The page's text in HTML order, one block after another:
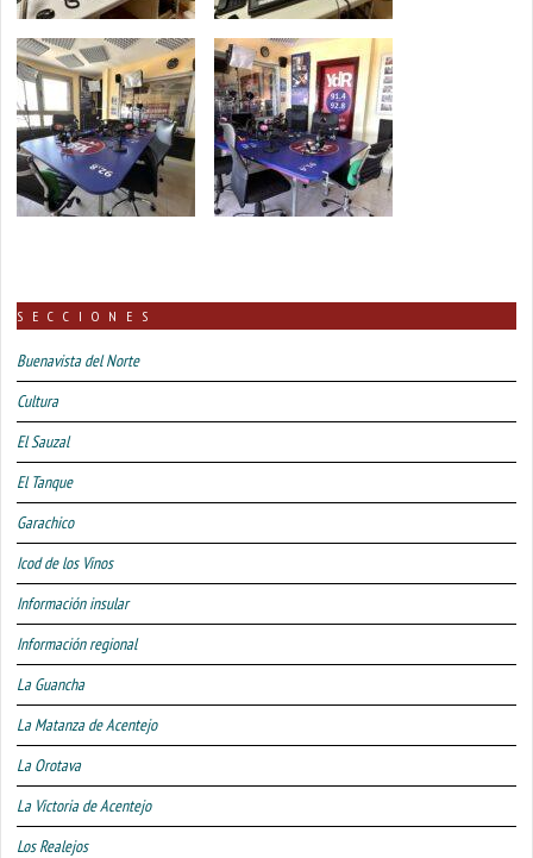
SECCIONES
Buenavista del Norte
Cultura
El Sauzal
El Tanque
Garachico
Icod de los Vinos
Información insular
Información regional
La Guancha
La Matanza de Acentejo
La Orotava
La Victoria de Acentejo
Los Realejos